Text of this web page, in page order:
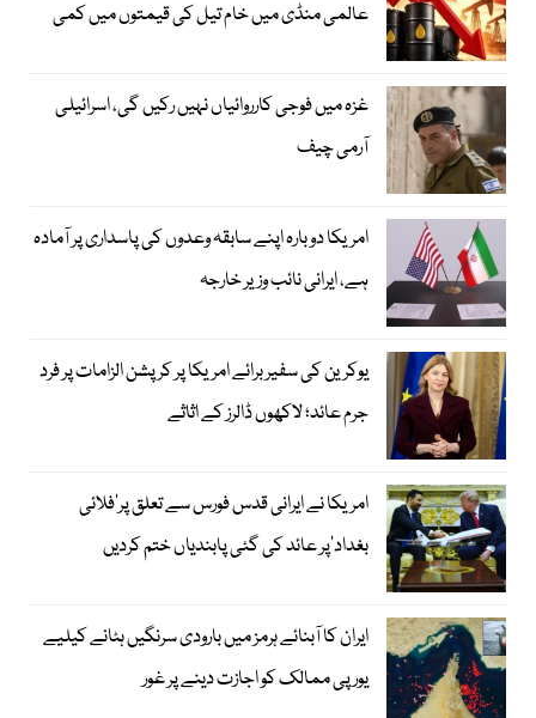
عالمی منڈی میں خام تیل کی قیمتوں میں کمی
غزہ میں فوجی کارروائیاں نہیں رکیں گی، اسرائیلی
آرمی چیف
امریکا دوبارہ اپنے سابقہ وعدوں کی پاسداری پر آمادہ
ہے، ایرانی نائب وزیر خارجہ
یوکرین کی سفیر برائے امریکا پر کرپشن الزامات پر فرد
جرم عائد؛ لاکھوں ڈالرز کے اثاثے
امریکا نے ایرانی قدس فورس سے تعلق پر’فلائی
بغداد‘پر عائد کی گئی پابندیاں ختم کردیں
ایران کا آبنائے ہرمز میں بارودی سرنگیں ہٹانے کیلیے
یورپی ممالک کو اجازت دینے پر غور